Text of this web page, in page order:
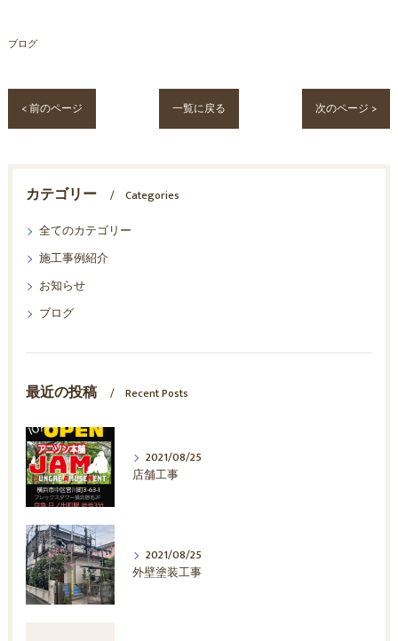
ブログ
< 前のページ 一覧に戻る 次のページ >
カテゴリー
Categories
全てのカテゴリー
施工事例紹介
お知らせ
ブログ
最近の投稿 Recent Posts
2021/08/25
店舗工事
2021/08/25
外壁塗装工事